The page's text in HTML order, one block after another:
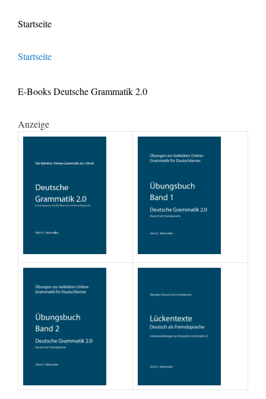
Startseite
Startseite
E-Books Deutsche Grammatik 2.0
Anzeige